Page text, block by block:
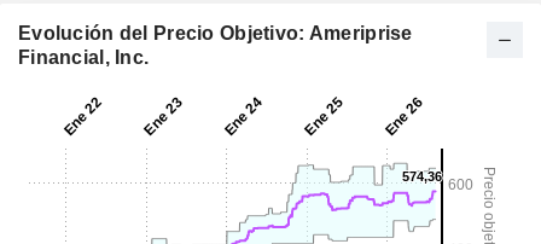
Evolución del Precio Objetivo: Ameriprise
Financial, Inc.